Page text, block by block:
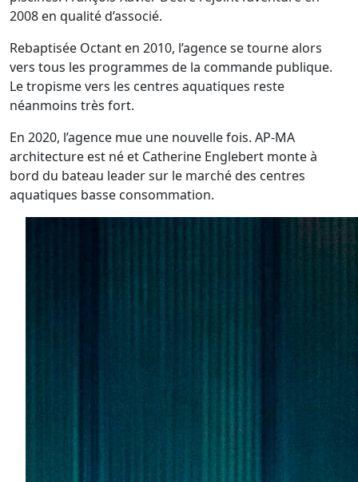
2008 en qualité d’associé.
Rebaptisée Octant en 2010, l’agence se tourne alors
vers tous les programmes de la commande publique.
Le tropisme vers les centres aquatiques reste
néanmoins très fort.
En 2020, l’agence mue une nouvelle fois. AP-MA
architecture est né et Catherine Englebert monte à
bord du bateau leader sur le marché des centres
aquatiques basse consommation.